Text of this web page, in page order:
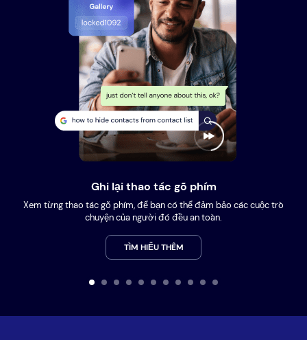
Ghi lại thao tác gõ phím
Xem từng thao tác gõ phím, để bạn có thể đảm bảo các cuộc trò
chuyện của người đó đều an toàn.
TÌM HIỂU THÊM